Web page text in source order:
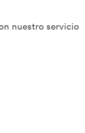
nuestro servicio